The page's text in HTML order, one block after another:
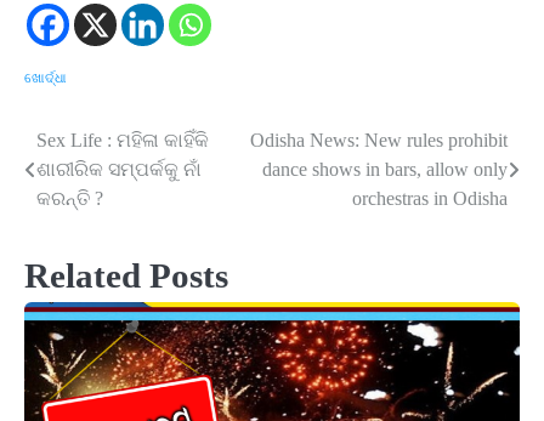
ଖୋର୍ଦ୍ଧା
Post
navigation
Sex Life : ମହିଳା କାହିଁକି
ଶାରୀରିକ ସମ୍ପର୍କକୁ ନାଁ
କରନ୍ତି ?
Odisha News: New rules prohibit
dance shows in bars, allow only
orchestras in Odisha
Related Posts